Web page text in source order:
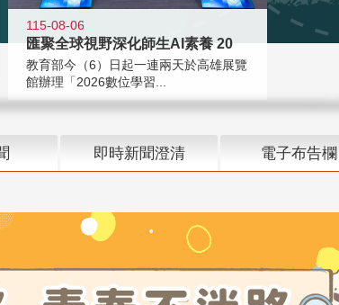
115-08-06
匯聚全球視野深化師生AI素養 20
教育部今（6）日起一連兩天於高雄展覽
館辦理「2026數位學習...
即時新聞澄清 電子布告欄